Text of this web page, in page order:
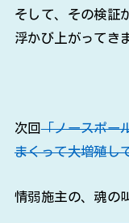
そして、その検証
浮かび上がってき
次回「ノースポー
まくって大増殖し
情弱施主の、魂の